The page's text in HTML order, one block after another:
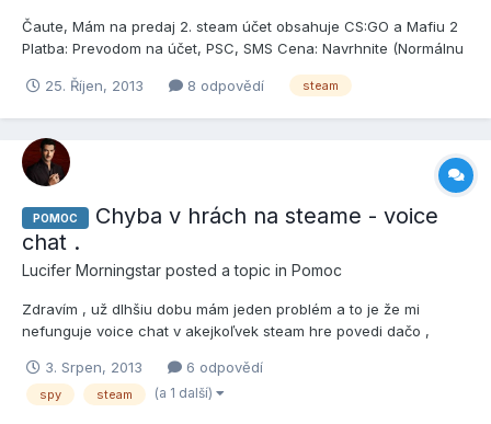
Čaute, Mám na predaj 2. steam účet obsahuje CS:GO a Mafiu 2
Platba: Prevodom na účet, PSC, SMS Cena: Navrhnite (Normálnu
25. Říjen, 2013
8 odpovědí steam
POMOC
Chyba v hrách na steame - voice
chat .
Lucifer Morningstar posted a topic in Pomoc
Zdravím , už dlhšiu dobu mám jeden problém a to je že mi
nefunguje voice chat v akejkoľvek steam hre povedi dačo ,
nepočujem neviete čím by to mohlo byť ? Mám Win 7 Home
Premium 64x .
3. Srpen, 2013 6 odpovědí
spy steam (a 1 další)